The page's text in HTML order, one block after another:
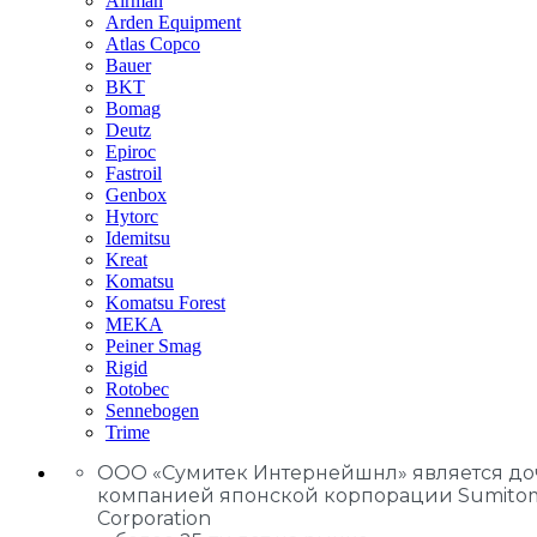
Arden Equipment
Atlas Сopco
Bauer
BKT
Bomag
Deutz
Epiroc
Fastroil
Genbox
Hytorc
Idemitsu
Kreat
Komatsu
Komatsu Forest
MEKA
Peiner Smag
Rigid
Rotobec
Sennebogen
Trime
ООО «Сумитек Интернейшнл» является
компанией японской корпорации
Corporation